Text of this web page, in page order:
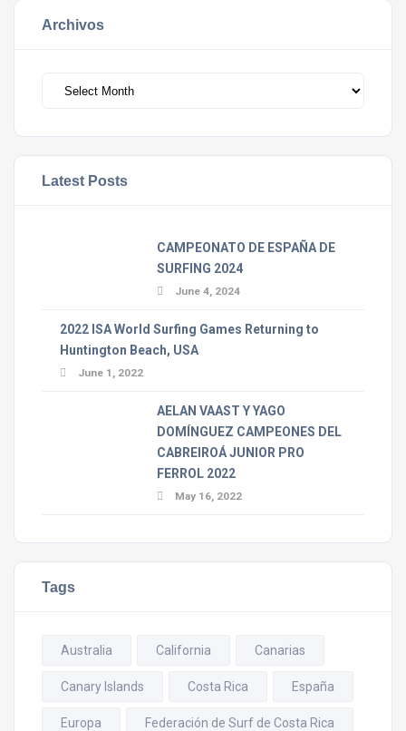
Archivos
Latest Posts
CAMPEONATO DE ESPAÑA DE
SURFING 2024
June 4, 2024
2022 ISA World Surfing Games Returning to
Huntington Beach, USA
June 1, 2022
AELAN VAAST Y YAGO
DOMÍNGUEZ CAMPEONES DEL
CABREIROÁ JUNIOR PRO
FERROL 2022
May 16, 2022
Tags
Australia California Canarias
Canary Islands Costa Rica España
Europa Federación de Surf de Costa Rica